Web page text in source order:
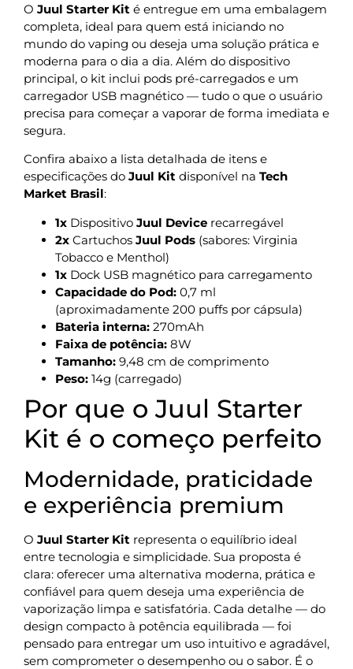
O Juul Starter Kit é entregue em uma embalagem
completa, ideal para quem está iniciando no
mundo do vaping ou deseja uma solução prática e
moderna para o dia a dia. Além do dispositivo
principal, o kit inclui pods pré-carregados e um
carregador USB magnético — tudo o que o usuário
precisa para começar a vaporar de forma imediata e
segura.
Confira abaixo a lista detalhada de itens e
especificações do Juul Kit disponível na Tech
Market Brasil:
1x Dispositivo Juul Device recarregável
2x Cartuchos Juul Pods (sabores: Virginia
Tobacco e Menthol)
1x Dock USB magnético para carregamento
Capacidade do Pod: 0,7 ml
(aproximadamente 200 puffs por cápsula)
Bateria interna: 270mAh
Faixa de potência: 8W
Tamanho: 9,48 cm de comprimento
Peso: 14g (carregado)
Por que o Juul Starter
Kit é o começo perfeito
Modernidade, praticidade
e experiência premium
O Juul Starter Kit representa o equilíbrio ideal
entre tecnologia e simplicidade. Sua proposta é
clara: oferecer uma alternativa moderna, prática e
confiável para quem deseja uma experiência de
vaporização limpa e satisfatória. Cada detalhe — do
design compacto à potência equilibrada — foi
pensado para entregar um uso intuitivo e agradável,
sem comprometer o desempenho ou o sabor. É o